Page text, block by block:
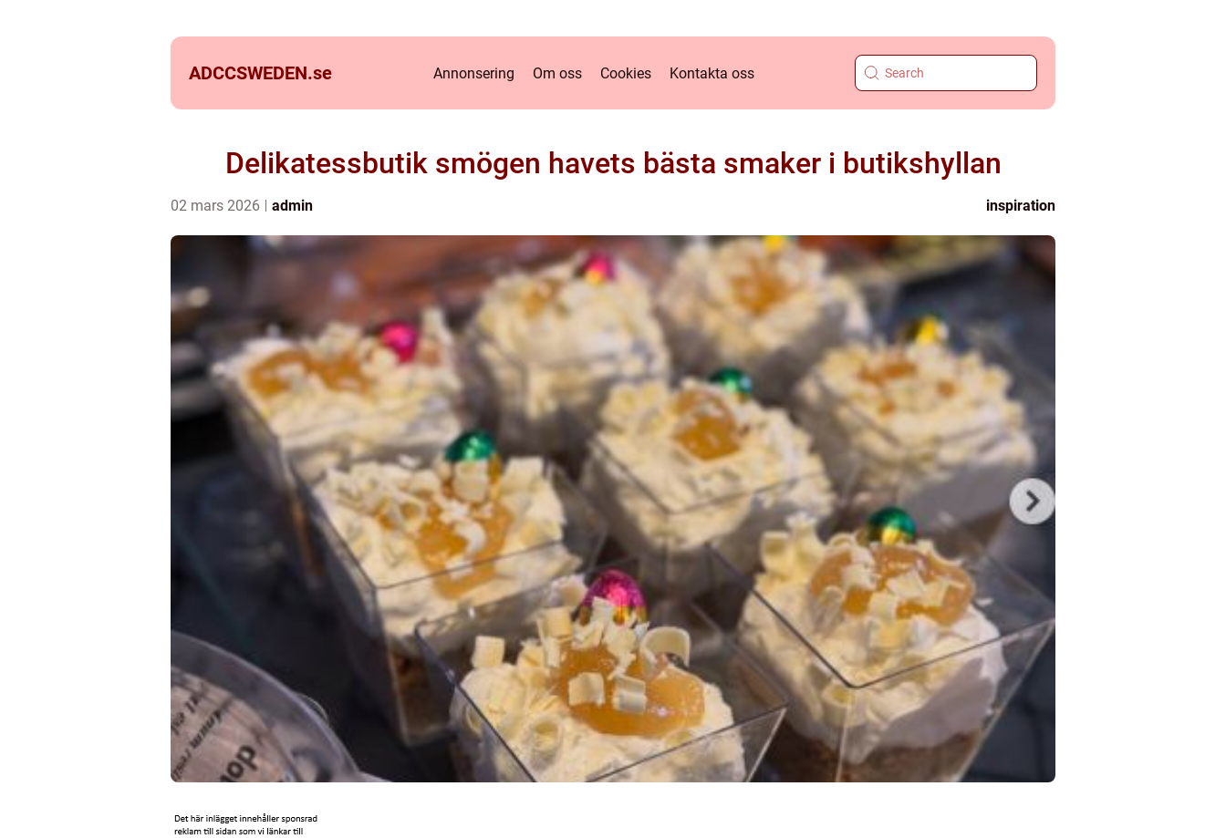
ADCCSWEDEN.se Annonsering Om oss Cookies Kontakta oss
Delikatessbutik smögen havets bästa smaker i butikshyllan
02 mars 2026 admin inspiration